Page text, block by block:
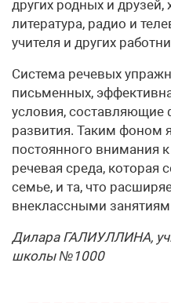
других родных и друзей,
литература, радио и
учителя и других
Система речевых
письменных,
условия, составляющие
развития. Таким фоном
постоянного внимания
речевая среда, которая
семье, и та, что
внеклассными
Дилара ГАЛИУЛЛИНА,
школы №1000